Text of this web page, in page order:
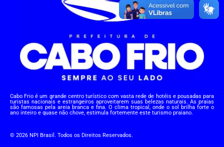
Cabo Frio é um grande centro turístico com vasta rede de hotéis e pousadas para
turistas nacionais e estrangeiros aproveitarem suas belezas naturais. As praias
são famosas pela areia branca e fina. O clima tropical, onde o sol brilha forte o
ano inteiro e quase não chove, estimula fortemente este turismo praiano.
© 2026 NPI Brasil. Todos os Direitos Reservados.